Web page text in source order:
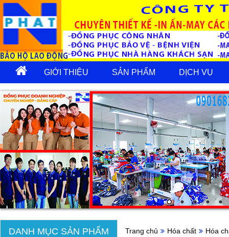
GIỚI THIỆU SẢN PHẨM DỊCH VỤ
DANH MỤC SẢN PHẨM Trang chủ Hóa chất Hóa